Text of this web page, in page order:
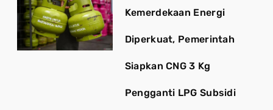
Kemerdekaan Energi
Diperkuat, Pemerintah
Siapkan CNG 3 Kg
Pengganti LPG Subsidi